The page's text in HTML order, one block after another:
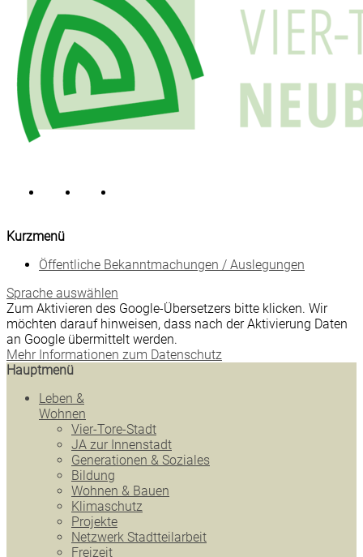
Kurzmenü
Öffentliche Bekanntmachungen / Auslegungen
Sprache auswählen
Zum Aktivieren des Google-Übersetzers bitte klicken. Wir
möchten darauf hinweisen, dass nach der Aktivierung Daten
an Google übermittelt werden.
Mehr Informationen zum Datenschutz
Hauptmenü
Leben &
Wohnen
Vier-Tore-Stadt
JA zur Innenstadt
Generationen & Soziales
Bildung
Wohnen & Bauen
Klimaschutz
Projekte
Netzwerk Stadtteilarbeit
Freizeit